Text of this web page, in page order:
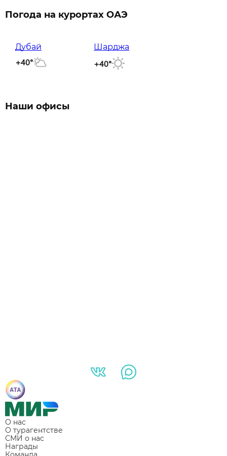
Погода на курортах ОАЭ
Дубай
+40°
Шарджа
+40°
Наши офисы
О нас
О турагентстве
СМИ о нас
Награды